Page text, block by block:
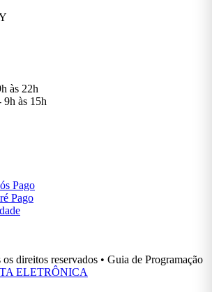
às 22h
às 15h
Pago
Pago
direitos reservados • Guia de Programação
ELETRÔNICA